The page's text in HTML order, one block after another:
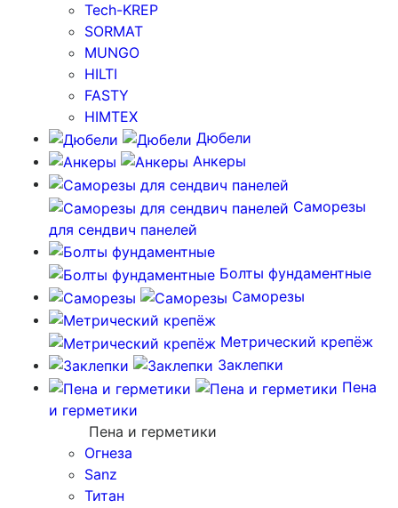
Tech-KREP
SORMAT
MUNGO
HILTI
FASTY
HIMTEX
Дюбели
Анкеры
Саморезы
для сендвич панелей
Болты фундаментные
Саморезы
Метрический крепёж
Заклепки
Пена
и герметики
Пена и герметики
Огнеза
Sanz
Титан